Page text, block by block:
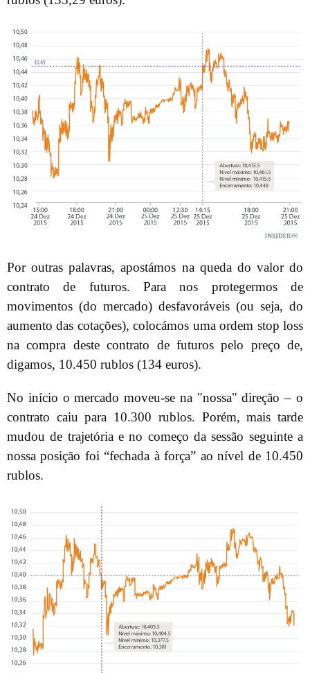
Por outras palavras, apostámos na queda do valor do
contrato de futuros. Para nos protegermos de
movimentos (do mercado) desfavoráveis (ou seja, do
aumento das cotações), colocámos uma ordem stop loss
na compra deste contrato de futuros pelo preço de,
digamos, 10.450 rublos (134 euros).
No início o mercado moveu-se na "nossa" direção – o
contrato caiu para 10.300 rublos. Porém, mais tarde
mudou de trajetória e no começo da sessão seguinte a
nossa posição foi “fechada à força” ao nível de 10.450
rublos.